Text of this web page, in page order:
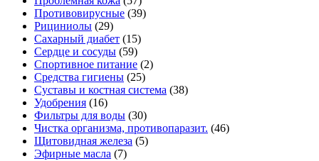
Противовирусные (39)
Рициниолы (29)
Сахарный диабет (15)
Сердце и сосуды (59)
Спортивное питание (2)
Средства гигиены (25)
Суставы и костная система (38)
Удобрения (16)
Фильтры для воды (30)
Чистка организма, противопаразит. (46)
Щитовидная железа (5)
Эфирные масла (7)